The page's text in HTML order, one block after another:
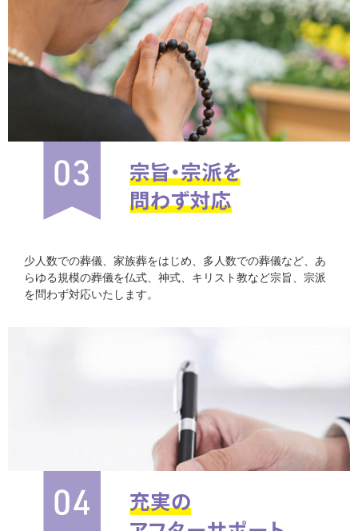
少人数での葬儀、家族葬をはじめ、多人数での葬儀など、あ
らゆる規模の葬儀を仏式、神式、キリスト教など宗旨、宗派
を問わず対応いたします。